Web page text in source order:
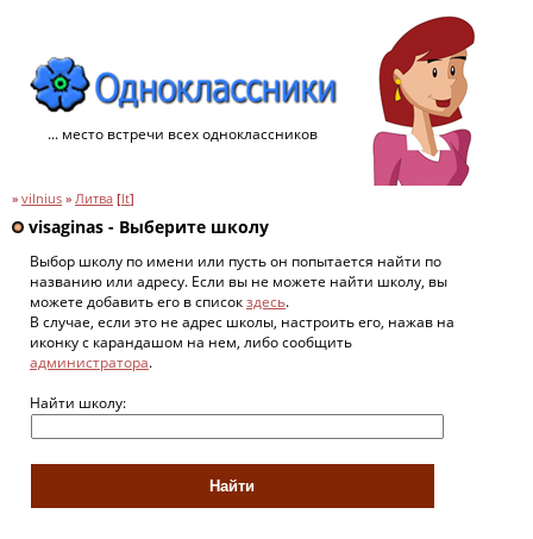
... место встречи всех одноклассников
» vilnius » Литва [lt]
visaginas - Выберите школу
Выбор школу по имени или пусть он попытается найти по
названию или адресу. Если вы не можете найти школу, вы
можете добавить его в списокздесь.
В случае, если это не адрес школы, настроить его, нажав на
иконку с карандашом на нем, либо сообщить
администратора.
Найти школу: